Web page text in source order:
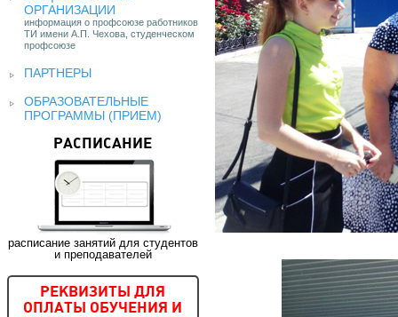
ОРГАНИЗАЦИИ
информация о профсоюзе работников
ТИ имени А.П. Чехова, студенческом
профсоюзе
ПАРТНЕРЫ
ОБРАЗОВАТЕЛЬНЫЕ
ПРОГРАММЫ (ПРИЕМ)
РАСПИСАНИЕ
расписание занятий для студентов
и преподавателей
РЕКВИЗИТЫ ДЛЯ
ОПЛАТЫ ОБУЧЕНИЯ И